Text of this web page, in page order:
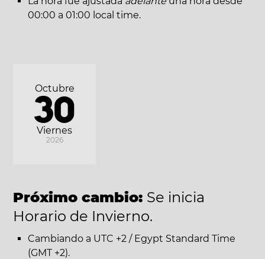
00:00 a 01:00 local time.
Viernes
Octubre
30
2026
Próximo cambio: Se inicia
Horario de Invierno.
Cambiando a UTC +2 / Egypt Standard Time
(GMT +2).